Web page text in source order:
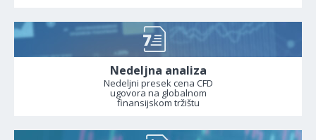
Nedeljna analiza
Nedeljni presek cena CFD
ugovora na globalnom
finansijskom tržištu